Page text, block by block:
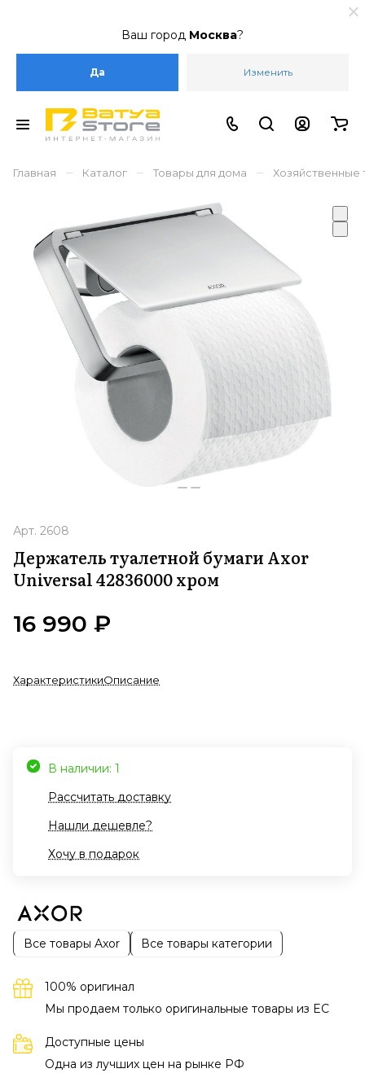
Ваш город Москва?
Да Изменить
Главная – Каталог – Товары для дома – Хозяйственные
Арт. 2608
Держатель туалетной бумаги Axor
Universal 42836000 хром
16 990 ₽
ХарактеристикиОписание
В наличии: 1
Рассчитать доставку
Нашли дешевле?
Хочу в подарок
Все товары Axor Все товары категории
100% оригинал
Мы продаем только оригинальные товары из EC
Доступные цены
Одна из лучших цен на рынке РФ